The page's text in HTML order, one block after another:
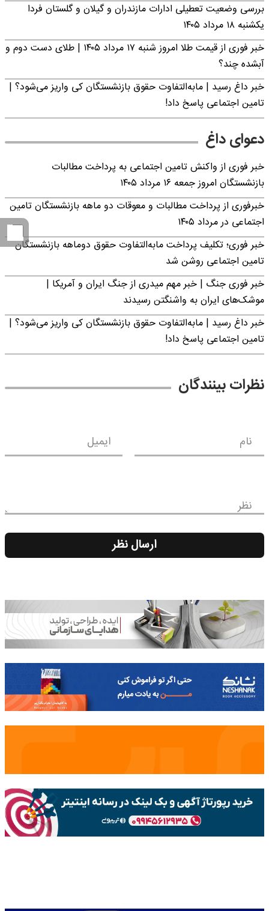
بررسی وضعیت تعطیلی ادارات مازندران و گیلان و گلستان فردا
یکشنبه ۱۸ مرداد ۱۴۰۵
خبر فوری از قیمت طلا امروز شنبه ۱۷ مرداد ۱۴۰۵ | طلای دست دوم و
آبشده چند؟
خبر داغ رسید | مابه‌التفاوت حقوق بازنشستگان کی واریز می‌شود؟ |
تامین اجتماعی پاسخ داد!
دعوای داغ
خبر فوری از واکنش تامین اجتماعی به پرداخت مطالبات
بازنشستگان امروز جمعه ۱۶ مرداد ۱۴۰۵
خبرفوری از پرداخت مطالبات و معوقات دو ماهه بازنشستگان تامین
اجتماعی در مرداد ۱۴۰۵
خبر فوری؛ تکلیف پرداخت مابه‌التفاوت حقوق دوماهه بازنشستگان
تامین اجتماعی روشن شد
خبر فوری جنگ | خبر مهم میدری از جنگ ایران و آمریکا |
موشک‌های ایران به واشنگتن رسیدند
خبر داغ رسید | مابه‌التفاوت حقوق بازنشستگان کی واریز می‌شود؟ |
تامین اجتماعی پاسخ داد!
نظرات بینندگان
نام ایمیل
نظر
ارسال نظر